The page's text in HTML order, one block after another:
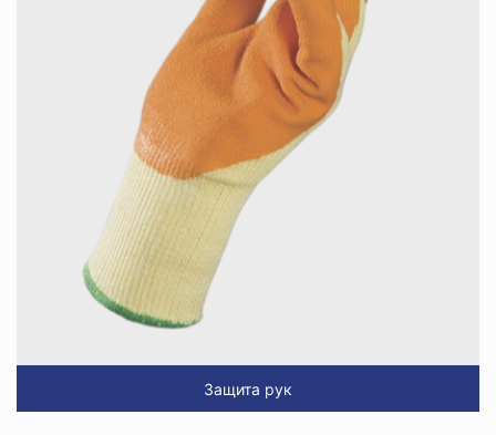
Защита рук